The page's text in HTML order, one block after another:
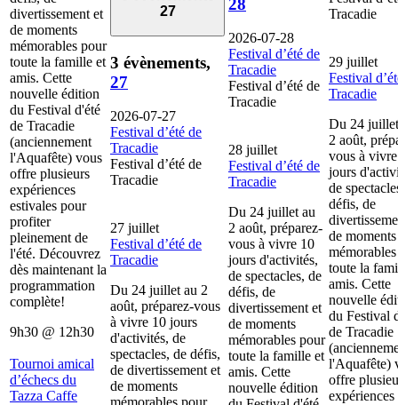
divertissement et
de moments
mémorables pour
toute la famille et
amis. Cette
nouvelle édition
du Festival d'été
de Tracadie
(anciennement
l'Aquafête) vous
offre plusieurs
expériences
estivales pour
profiter
pleinement de
l'été. Découvrez
dès maintenant la
programmation
complète!
9h30 @ 12h30
Tournoi amical
d’échecs du
Tazza Caffe
27
3 évènements,
27
2026-07-27
Festival d’été de
Tracadie
Festival d’été de
Tracadie
27 juillet
Festival d’été de
Tracadie
Du 24 juillet au 2
août, préparez-vous
à vivre 10 jours
d'activités, de
spectacles, de défis,
de divertissement et
de moments
28
2026-07-28
Festival d’été de
Tracadie
Festival d’été de
Tracadie
28 juillet
Festival d’été de
Tracadie
Du 24 juillet au
2 août, préparez-
vous à vivre 10
jours d'activités,
de spectacles, de
défis, de
divertissement et
de moments
mémorables pour
toute la famille et
amis. Cette
nouvelle édition
Tracadie
29 juillet
Festival
Tracadie
Du 24
2 août,
vous à
jours
de
défis, de
de moments
toute la
amis. Cette
nouvelle
du Festival
de Tracadie
l'Aquafête)
offre
expériences